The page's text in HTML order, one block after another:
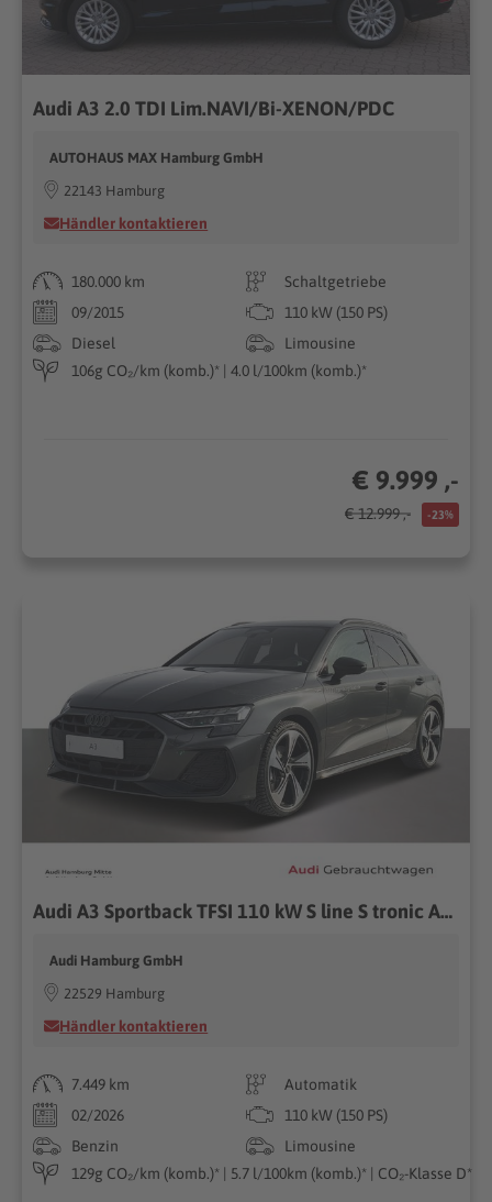
Audi A3 2.0 TDI Lim.NAVI/Bi-XENON/PDC
AUTOHAUS MAX Hamburg GmbH
22143 Hamburg
Händler kontaktieren
180.000 km
Schaltgetriebe
09/2015
110 kW (150 PS)
Diesel
Limousine
106g CO₂/km (komb.)* | 4.0 l/100km (komb.)*
€ 9.999 ,-
€ 12.999 ,- -23%
Audi A3 Sportback TFSI 110 kW S line S tronic AHK Matrix
Audi Hamburg GmbH
22529 Hamburg
Händler kontaktieren
7.449 km
Automatik
02/2026
110 kW (150 PS)
Benzin
Limousine
129g CO₂/km (komb.)* | 5.7 l/100km (komb.)* | CO₂-Klasse D*